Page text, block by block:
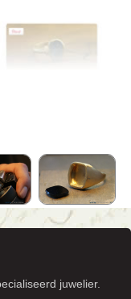
juwelier.